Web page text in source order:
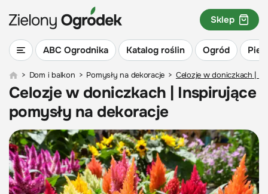
ABC Ogrodnika Katalog roślin Ogród
Sklep
> Dom i balkon > Pomysły na dekoracje > Celozje w doniczkach |
Celozje w doniczkach | Inspirujące
pomysły na dekoracje